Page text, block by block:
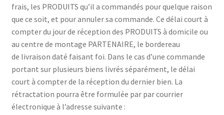
frais, les PRODUITS qu’il a commandés pour quelque raison
que ce soit, et pour annuler sa commande. Ce délai court à
compter du jour de réception des PRODUITS à domicile ou
au centre de montage PARTENAIRE, le bordereau
de livraison daté faisant foi. Dans le cas d’une commande
portant sur plusieurs biens livrés séparément, le délai
court à compter de la réception du dernier bien. La
rétractation pourra être formulée par par courrier
électronique à l’adresse suivante :